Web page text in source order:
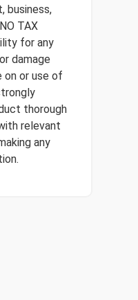
business,
TAX
for any
damage
on or use of
thorough
relevant
any